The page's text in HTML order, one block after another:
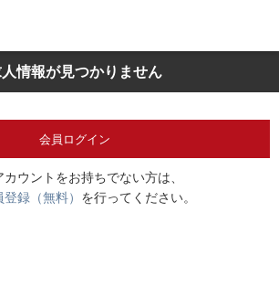
情報が見つかりません
会員ログイン
カウントをお持ちでない方は、
録（無料） を行ってください。